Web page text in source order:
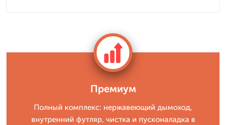
Премиум
Полный комплекс: нержавеющий дымоход,
внутренний футляр, чистка и пусконаладка в